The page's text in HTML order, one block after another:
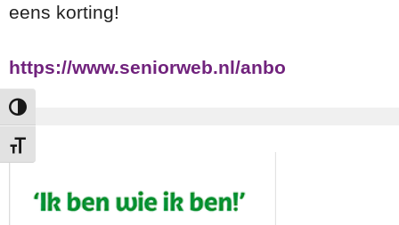
Keuze voor hoog contrast
Kies grootte van het lettertype
eens korting!
https://www.seniorweb.nl/anbo